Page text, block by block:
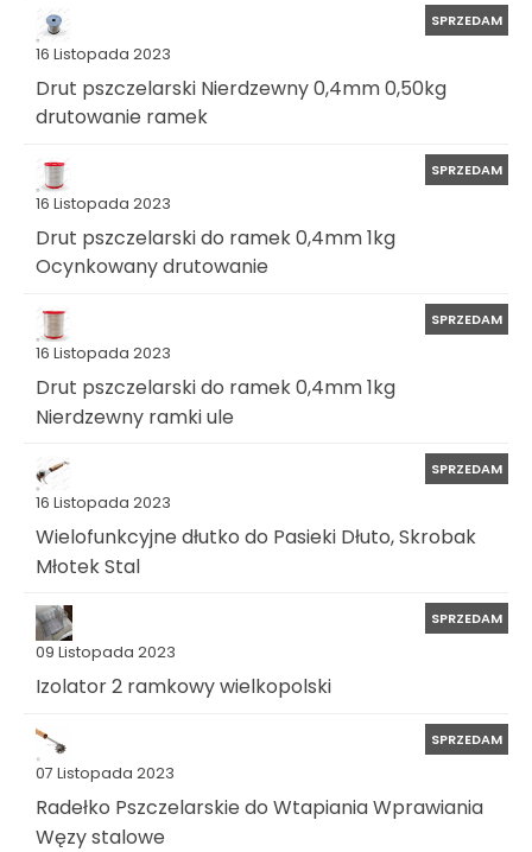
16 Listopada 2023
SPRZEDAM
Drut pszczelarski Nierdzewny 0,4mm 0,50kg
drutowanie ramek
16 Listopada 2023
SPRZEDAM
Drut pszczelarski do ramek 0,4mm 1kg
Ocynkowany drutowanie
16 Listopada 2023
SPRZEDAM
Drut pszczelarski do ramek 0,4mm 1kg
Nierdzewny ramki ule
16 Listopada 2023
SPRZEDAM
Wielofunkcyjne dłutko do Pasieki Dłuto, Skrobak
Młotek Stal
09 Listopada 2023
SPRZEDAM
Izolator 2 ramkowy wielkopolski
07 Listopada 2023
SPRZEDAM
Radełko Pszczelarskie do Wtapiania Wprawiania
Węzy stalowe